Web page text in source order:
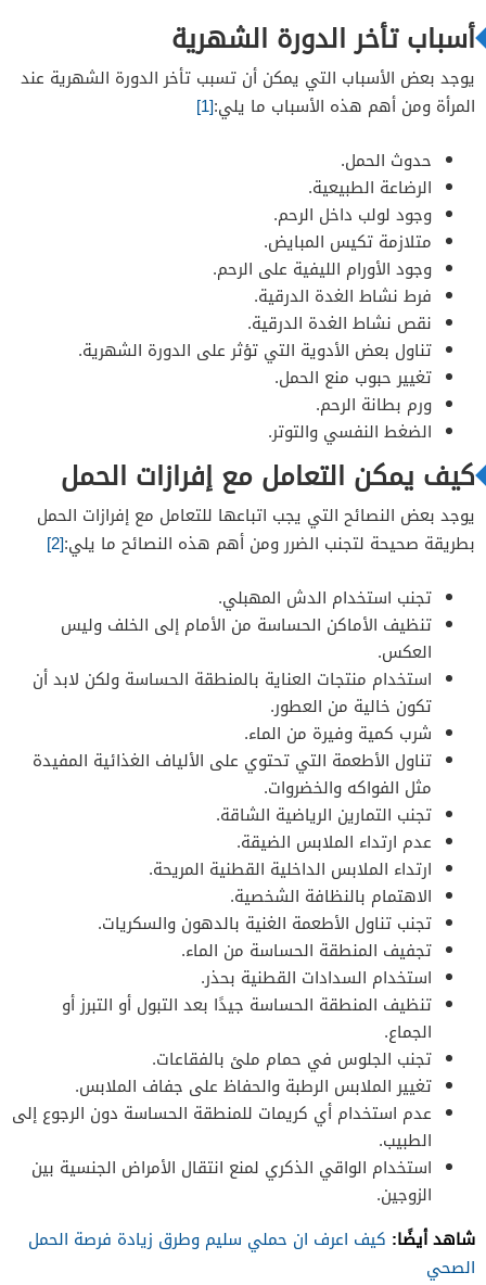
أسباب تأخر الدورة الشهرية
يوجد بعض الأسباب التي يمكن أن تسبب تأخر الدورة الشهرية عند
المرأة ومن أهم هذه الأسباب ما يلي:[1]
حدوث الحمل.
الرضاعة الطبيعية.
وجود لولب داخل الرحم.
متلازمة تكيس المبايض.
وجود الأورام الليفية على الرحم.
فرط نشاط الغدة الدرقية.
نقص نشاط الغدة الدرقية.
تناول بعض الأدوية التي تؤثر على الدورة الشهرية.
تغيير حبوب منع الحمل.
ورم بطانة الرحم.
الضغط النفسي والتوتر.
كيف يمكن التعامل مع إفرازات الحمل
يوجد بعض النصائح التي يجب اتباعها للتعامل مع إفرازات الحمل
بطريقة صحيحة لتجنب الضرر ومن أهم هذه النصائح ما يلي:[2]
تجنب استخدام الدش المهبلي.
تنظيف الأماكن الحساسة من الأمام إلى الخلف وليس
العكس.
استخدام منتجات العناية بالمنطقة الحساسة ولكن لابد أن
تكون خالية من العطور.
شرب كمية وفيرة من الماء.
تناول الأطعمة التي تحتوي على الألياف الغذائية المفيدة
مثل الفواكه والخضروات.
تجنب التمارين الرياضية الشاقة.
عدم ارتداء الملابس الضيقة.
ارتداء الملابس الداخلية القطنية المريحة.
الاهتمام بالنظافة الشخصية.
تجنب تناول الأطعمة الغنية بالدهون والسكريات.
تجفيف المنطقة الحساسة من الماء.
استخدام السدادات القطنية بحذر.
تنظيف المنطقة الحساسة جيدًا بعد التبول أو التبرز أو
الجماع.
تجنب الجلوس في حمام ملئ بالفقاعات.
تغيير الملابس الرطبة والحفاظ على جفاف الملابس.
عدم استخدام أي كريمات للمنطقة الحساسة دون الرجوع إلى
الطبيب.
استخدام الواقي الذكري لمنع انتقال الأمراض الجنسية بين
الزوجين.
شاهد أيضًا: كيف اعرف ان حملي سليم وطرق زيادة فرصة الحمل
الصحي